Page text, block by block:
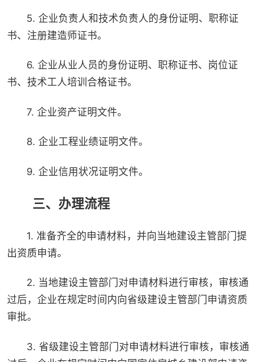
5. 企业负责人和技术负责人的身份证明、职称证
书、注册建造师证书。
6. 企业从业人员的身份证明、职称证书、岗位证
书、技术工人培训合格证书。
7. 企业资产证明文件。
8. 企业工程业绩证明文件。
9. 企业信用状况证明文件。
三、办理流程
1. 准备齐全的申请材料，并向当地建设主管部门提
出资质申请。
2. 当地建设主管部门对申请材料进行审核，审核通
过后，企业在规定时间内向省级建设主管部门申请资质
审批。
3. 省级建设主管部门对申请材料进行审核，审核通